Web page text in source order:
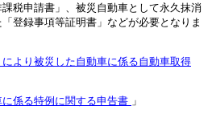
税申請書」、被災自動車として永久抹消
登録事項等証明書」などが必要となりま
より被災した自動車に係る自動車取得
係る特例に関する申告書 」